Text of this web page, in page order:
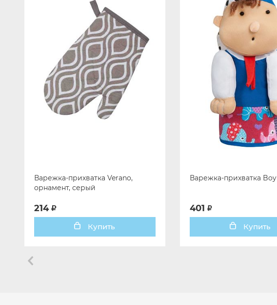
Варежка-прихватка Verano,
орнамент, серый
214
Купить
Варежка-прихватка Boy
401
Купить